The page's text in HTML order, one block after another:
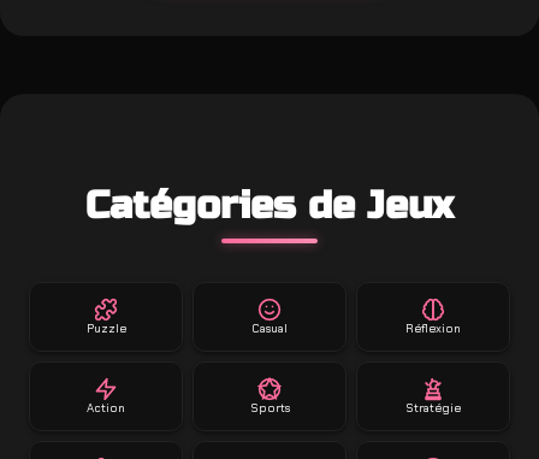
Catégories de Jeux
Puzzle Casual Réflexion
Action Sports Stratégie